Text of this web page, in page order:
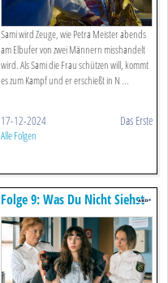
Sami wird Zeuge, wie Petra Meister abends
am Elbufer von zwei Männern misshandelt
wird. Als Sami die Frau schützen will, kommt
es zum Kampf und er erschießt in N ...
17-12-2024 Das Erste
Alle Folgen
Folge 9: Was Du Nicht Siehst
(s02/e01)